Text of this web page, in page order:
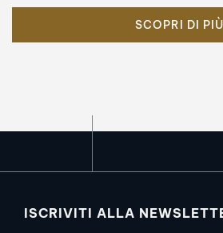
SCOPRI DI PIÙ
ISCRIVITI ALLA